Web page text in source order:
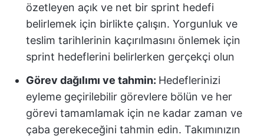
özetleyen açık ve net bir sprint hedefi
belirlemek için birlikte çalışın. Yorgunluk ve
teslim tarihlerinin kaçırılmasını önlemek için
sprint hedeflerini belirlerken gerçekçi olun
Görev dağılımı ve tahmin: Hedeflerinizi
eyleme geçirilebilir görevlere bölün ve her
görevi tamamlamak için ne kadar zaman ve
çaba gerekeceğini tahmin edin. Takımınızın